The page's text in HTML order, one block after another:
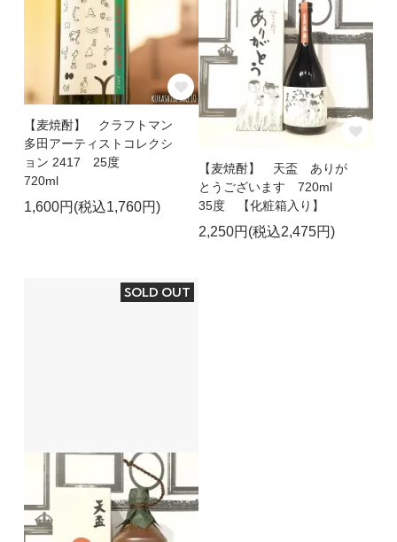
【麦焼酎】 クラフトマン
多田アーティストコレクシ
ョン 2417 25度
720ml
1,600円(税込1,760円)
【麦焼酎】 天盃 ありが
とうございます 720ml
35度 【化粧箱入り】
2,250円(税込2,475円)
SOLD OUT